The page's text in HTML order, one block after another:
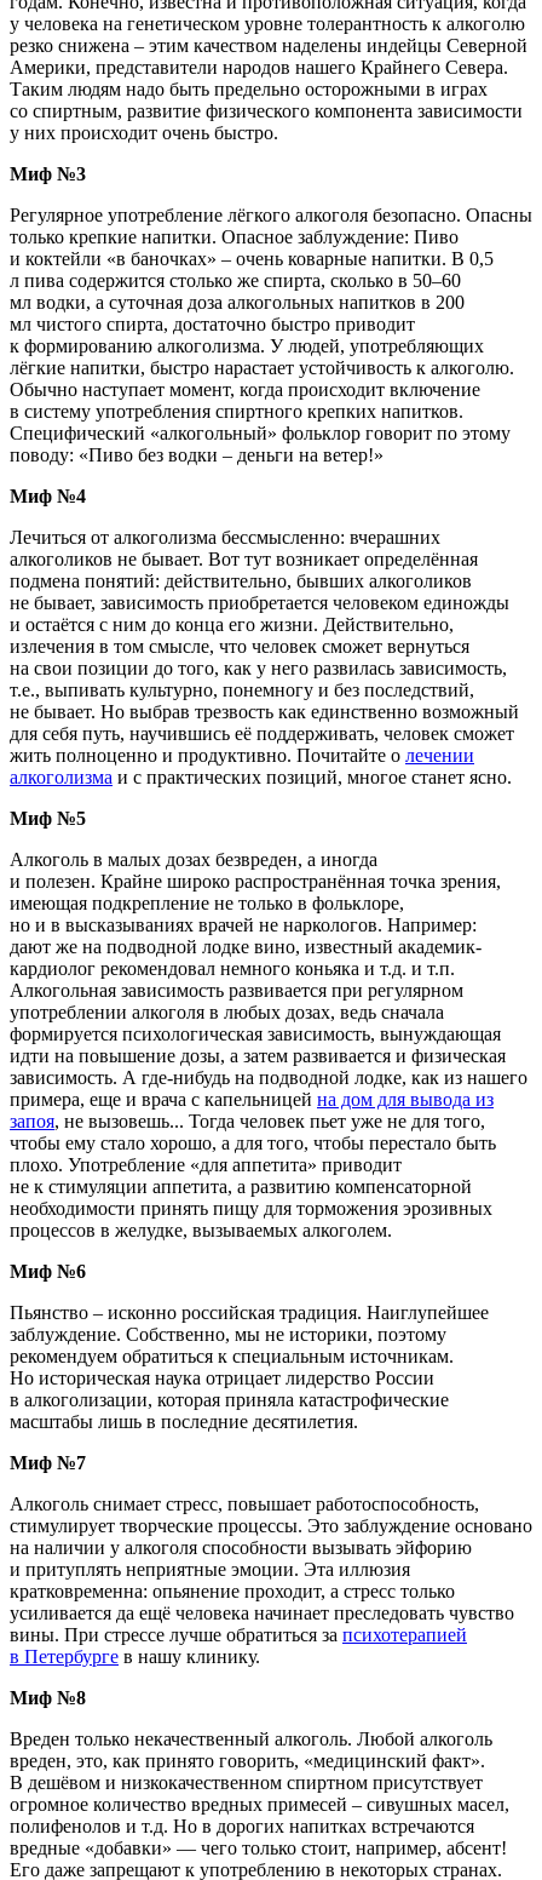
у человека на генетическом уровне толерантность к алкоголю
резко снижена – этим качеством наделены индейцы Северной
Америки, представители народов нашего Крайнего Севера.
Таким людям надо быть предельно осторожными в играх
со спиртным, развитие физического компонента зависимости
у них происходит очень быстро.
Миф №3
Регулярное употребление лёгкого алкоголя безопасно. Опасны
только крепкие напитки. Опасное заблуждение: Пиво
и коктейли «в баночках» – очень коварные напитки. В 0,5
л пива содержится столько же спирта, сколько в 50–60
мл водки, а суточная доза алкогольных напитков в 200
мл чистого спирта, достаточно быстро приводит
к формированию алкоголизма. У людей, употребляющих
лёгкие напитки, быстро нарастает устойчивость к алкоголю.
Обычно наступает момент, когда происходит включение
в систему употребления спиртного крепких напитков.
Специфический «алкогольный» фольклор говорит по этому
поводу: «Пиво без водки – деньги на ветер!»
Миф №4
Лечиться от алкоголизма бессмысленно: вчерашних
алкоголиков не бывает. Вот тут возникает определённая
подмена понятий: действительно, бывших алкоголиков
не бывает, зависимость приобретается человеком единожды
и остаётся с ним до конца его жизни. Действительно,
излечения в том смысле, что человек сможет вернуться
на свои позиции до того, как у него развилась зависимость,
т.е., выпивать культурно, понемногу и без последствий,
не бывает. Но выбрав трезвость как единственно возможный
для себя путь, научившись её поддерживать, человек сможет
жить полноценно и продуктивно. Почитайте о лечении
алкоголизма и с практических позиций, многое станет ясно.
Миф №5
Алкоголь в малых дозах безвреден, а иногда
и полезен. Крайне широко распространённая точка зрения,
имеющая подкрепление не только в фольклоре,
но и в высказываниях врачей не наркологов. Например:
дают же на подводной лодке вино, известный академик-
кардиолог рекомендовал немного коньяка и т.д. и т.п.
Алкогольная зависимость развивается при регулярном
употреблении алкоголя в любых дозах, ведь сначала
формируется психологическая зависимость, вынуждающая
идти на повышение дозы, а затем развивается и физическая
зависимость. А где-нибудь на подводной лодке, как из нашего
примера, еще и врача с капельницей на дом для вывода из
запоя, не вызовешь... Тогда человек пьет уже не для того,
чтобы ему стало хорошо, а для того, чтобы перестало быть
плохо. Употребление «для аппетита» приводит
не к стимуляции аппетита, а развитию компенсаторной
необходимости принять пищу для торможения эрозивных
процессов в желудке, вызываемых алкоголем.
Миф №6
Пьянство – исконно российская традиция. Наиглупейшее
заблуждение. Собственно, мы не историки, поэтому
рекомендуем обратиться к специальным источникам.
Но историческая наука отрицает лидерство России
в алкоголизации, которая приняла катастрофические
масштабы лишь в последние десятилетия.
Миф №7
Алкоголь снимает стресс, повышает работоспособность,
стимулирует творческие процессы. Это заблуждение основано
на наличии у алкоголя способности вызывать эйфорию
и притуплять неприятные эмоции. Эта иллюзия
кратковременна: опьянение проходит, а стресс только
усиливается да ещё человека начинает преследовать чувство
вины. При стрессе лучше обратиться за психотерапией
в Петербурге в нашу клинику.
Миф №8
Вреден только некачественный алкоголь. Любой алкоголь
вреден, это, как принято говорить, «медицинский факт».
В дешёвом и низкокачественном спиртном присутствует
огромное количество вредных примесей – сивушных масел,
полифенолов и т.д. Но в дорогих напитках встречаются
вредные «добавки» — чего только стоит, например, абсент!
Его даже запрещают к употреблению в некоторых странах.